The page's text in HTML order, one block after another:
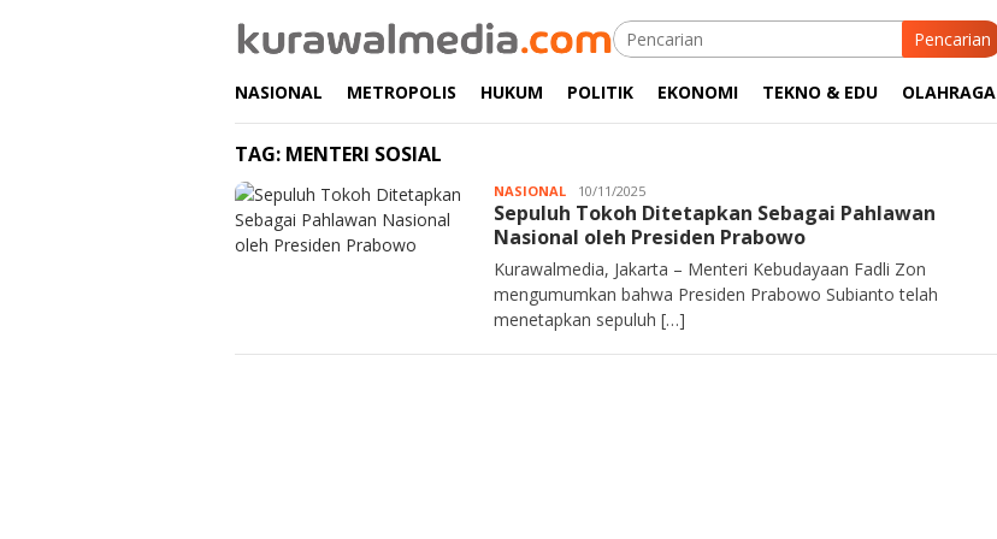
Pencarian
NASIONAL METROPOLIS HUKUM POLITIK EKONOMI TEKNO & EDU OLAHRAGA
TAG: MENTERI SOSIAL
NASIONAL Kurawalmedia
10/11/2025
Sepuluh Tokoh Ditetapkan Sebagai Pahlawan
Nasional oleh Presiden Prabowo
Kurawalmedia, Jakarta – Menteri Kebudayaan Fadli Zon
mengumumkan bahwa Presiden Prabowo Subianto telah
menetapkan sepuluh […]